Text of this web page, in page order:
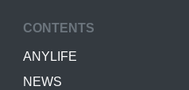
CONTENTS
ANYLIFE
NEWS